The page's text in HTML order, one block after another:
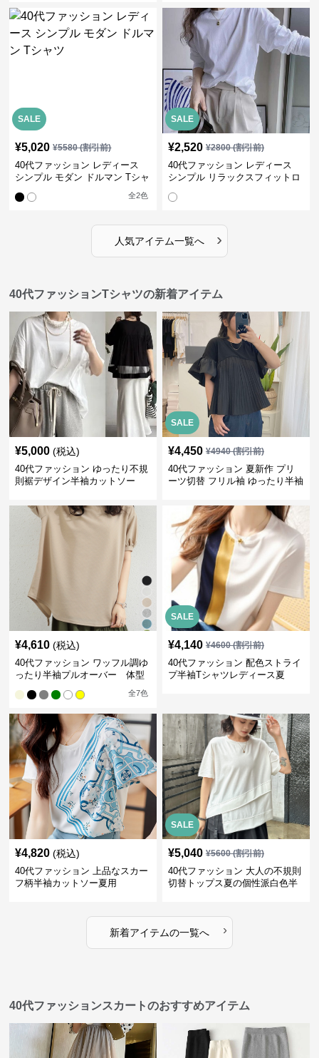
SALE
¥5,020 ¥5580(割引前)
40代ファッション レディース
シンプル モダン ドルマン Tシャ
全2色
SALE
¥2,520 ¥2800(割引前)
40代ファッション レディース
シンプル リラックスフィットロ
人気アイテム一覧へ ›
40代ファッションTシャツの新着アイテム
¥5,000 (税込)
40代ファッション ゆったり不規
則裾デザイン半袖カットソー
SALE
¥4,450 ¥4940(割引前)
40代ファッション 夏新作 プリ
ーツ切替 フリル袖 ゆったり半袖
¥4,610 (税込)
40代ファッション ワッフル調ゆ
ったり半袖プルオーバー 体型
全7色
SALE
¥4,140 ¥4600(割引前)
40代ファッション 配色ストライ
プ半袖Tシャツレディース夏
¥4,820 (税込)
40代ファッション 上品なスカー
フ柄半袖カットソー夏用
SALE
¥5,040 ¥5600(割引前)
40代ファッション 大人の不規則
切替トップス夏の個性派白色半
新着アイテムの一覧へ ›
40代ファッションスカートのおすすめアイテム